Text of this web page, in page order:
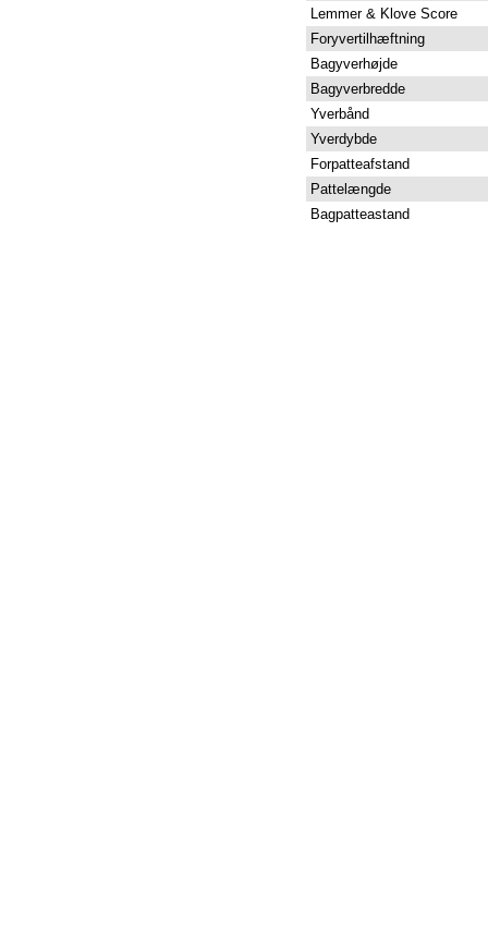
Lemmer & Klove Score
Foryvertilhæftning
Bagyverhøjde
Bagyverbredde
Yverbånd
Yverdybde
Forpatteafstand
Pattelængde
Bagpatteastand